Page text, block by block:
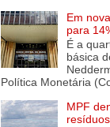
Em
para
É a
básica
Política Monetária
MPF